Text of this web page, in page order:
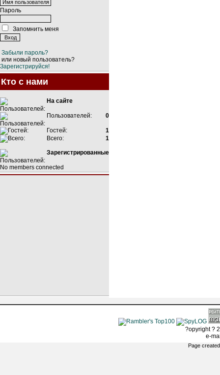
Пароль
Запомнить меня
Забыли пароль?
или новый пользователь?
Зарегистрируйся!
Кто с нами
На сайте
Пользователей: 0
Гостей:
1
Всего:
1
Зарегистрированные
No members connected
?opyright ?
e-
Page